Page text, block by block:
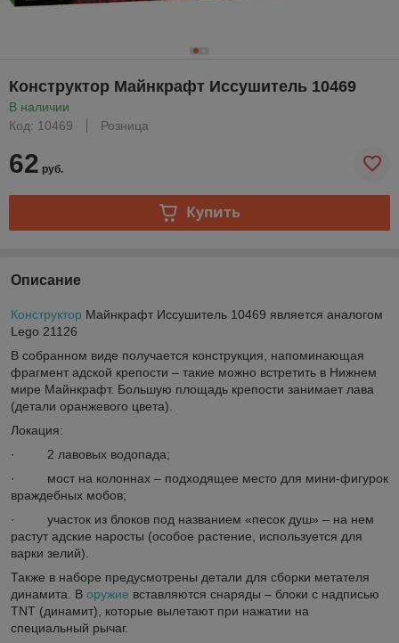
Конструктор Майнкрафт Иссушитель 10469
В наличии
Код: 10469
Розница
62 руб.
Купить
Описание
Конструктор Майнкрафт Иссушитель 10469 является аналогом
Lego 21126
В собранном виде получается конструкция, напоминающая
фрагмент адской крепости – такие можно встретить в Нижнем
мире Майнкрафт. Большую площадь крепости занимает лава
(детали оранжевого цвета).
Локация:
· 2 лавовых водопада;
· мост на колоннах – подходящее место для мини-фигурок
враждебных мобов;
· участок из блоков под названием «песок душ» – на нем
растут адские наросты (особое растение, используется для
варки зелий).
Также в наборе предусмотрены детали для сборки метателя
динамита. В оружие вставляются снаряды – блоки с надписью
TNT (динамит), которые вылетают при нажатии на
специальный рычаг.